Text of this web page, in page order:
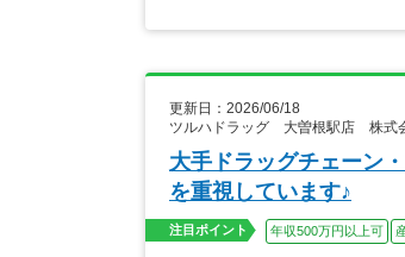
更新日：2026/06/18
ツルハドラッグ 大曽根駅店 株式
大手ドラッグチェーン
を重視しています♪
注目ポイント 年収500万円以上可